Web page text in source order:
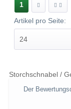
1
Artikel pro Seite:
Storchschnabel /
Der